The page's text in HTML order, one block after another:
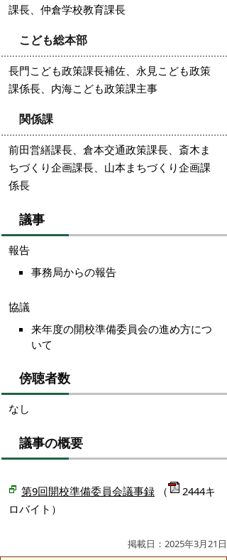
課長、仲倉学校教育課長
こども総本部
長門こども政策課長補佐、永見こども政策
課係長、内海こども政策課主事
関係課
前田営繕課長、倉本交通政策課長、斎木ま
ちづくり企画課長、山本まちづくり企画課
係長
議事
報告
事務局からの報告
協議
来年度の開校準備委員会の進め方につ
いて
傍聴者数
なし
議事の概要
第9回開校準備委員会議事録 （
2444キ
ロバイト）
掲載日：2025年3月21日